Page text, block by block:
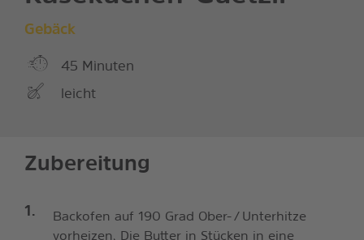
Gebäck
45 Minuten
leicht
Zubereitung
Backofen auf 190 Grad Ober- / Unterhitze
vorheizen. Die Butter in Stücken in eine